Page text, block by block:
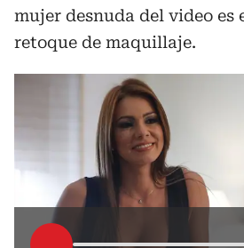
mujer desnuda del video es
retoque de maquillaje.